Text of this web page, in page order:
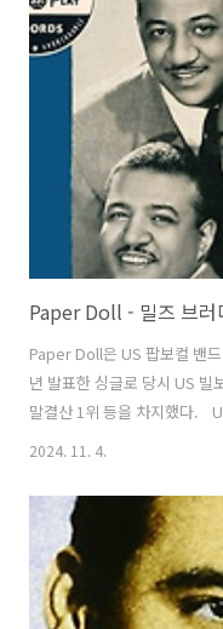
이 마이클 커티즈(Michael Curtiz)
캐릭터로 부른 후다. 피아노
했고 둘리는 드러머였기 때
Paper Doll - 밀즈 브
Paper Doll은 US 팝보컬 밴
년 발표한 싱글로 당시 US 빌
말결산 1위 등을 차지했다.
18910930 ~ 19360609)이 만
망간 것을 알고 난 뒤 차라리
이 곡을 만들었다고 한다.
덕스럽고 변심 잦아 믿을 수
애인으로 두는 게 더 행복하
에서만 허우적거리..
2024. 11. 4.